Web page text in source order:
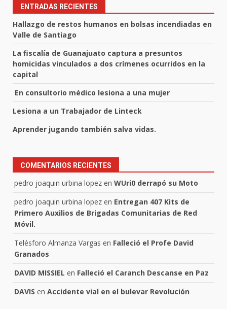
ENTRADAS RECIENTES
Hallazgo de restos humanos en bolsas incendiadas en
Valle de Santiago
La fiscalía de Guanajuato captura a presuntos
homicidas vinculados a dos crímenes ocurridos en la
capital
En consultorio médico lesiona a una mujer
Lesiona a un Trabajador de Linteck
Aprender jugando también salva vidas.
COMENTARIOS RECIENTES
pedro joaquin urbina lopez en WUri0 derrapó su Moto
pedro joaquin urbina lopez en Entregan 407 Kits de
Primero Auxilios de Brigadas Comunitarias de Red
Móvil.
Telésforo Almanza Vargas en Falleció el Profe David
Granados
DAVID MISSIEL en Falleció el Caranch Descanse en Paz
DAVIS en Accidente vial en el bulevar Revolución